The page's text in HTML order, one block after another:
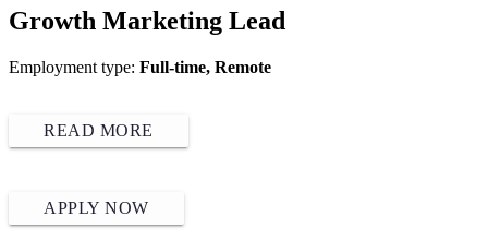
Growth Marketing Lead
Employment type: Full-time, Remote
READ MORE
APPLY NOW